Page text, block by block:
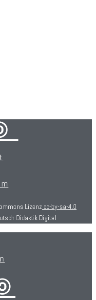
Lizenz cc-by-sa-4.0
Didaktik Digital